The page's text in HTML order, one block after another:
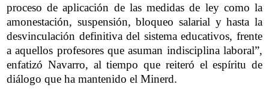
proceso de aplicación de las medidas de ley como la
amonestación, suspensión, bloqueo salarial y hasta la
desvinculación definitiva del sistema educativos, frente
a aquellos profesores que asuman indisciplina laboral”,
enfatizó Navarro, al tiempo que reiteró el espíritu de
diálogo que ha mantenido el Minerd.